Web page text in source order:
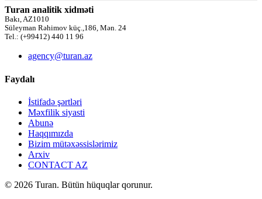
Turan analitik xidməti
Bakı, AZ1010
Süleyman Rəhimov küç.,186, Mən. 24
Tel.: (+99412) 440 11 96
agency@turan.az
Faydalı
İstifadə şərtləri
Məxfilik siyasti
Abunə
Haqqımızda
Bizim mütəxəssislərimiz
Arxiv
CONTACT AZ
© 2026 Turan. Bütün hüquqlar qorunur.